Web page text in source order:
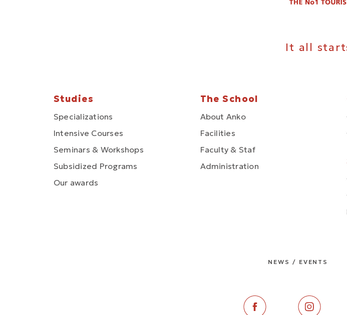
It all
Studies
Specializations
Intensive Courses
Seminars & Workshops
Subsidized Programs
Our awards
The School
About Anko
Facilities
Faculty & Staf
Administration
NEWS / EVENTS